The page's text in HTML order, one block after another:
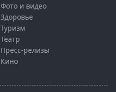
Фото и видео
Здоровье
Туризм
Театр
Пресс-релизы
Кино